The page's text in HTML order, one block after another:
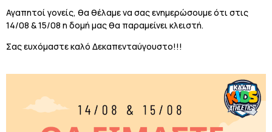
Αγαπητοί γονείς, θα θέλαμε να σας ενημερώσουμε ότι στις
14/08 & 15/08 η δομή μας θα παραμείνει κλειστή.
Σας ευχόμαστε καλό Δεκαπενταύγουστο!!!